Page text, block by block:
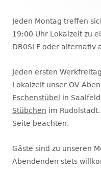
Seitenleiste
Jeden Montag treffen
19:00 Uhr Lokalzeit zu
DB0SLF oder alternativ
Jeden ersten
Lokalzeit unser OV
Eschenstübel
in
Stübchen im
Seite beachten.
Gäste sind zu unseren
Abendenden stets